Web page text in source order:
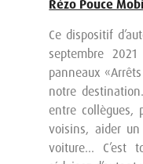
Rézo Pouce
Ce dispositif
septembre
panneaux
notre
entre collègues,
voisins, aider
voiture… C’est